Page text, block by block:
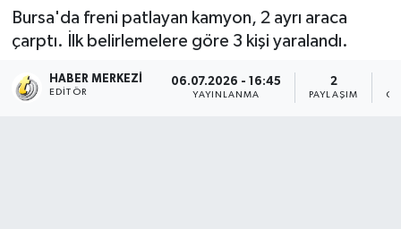
Bursa'da freni patlayan kamyon, 2 ayrı araca
çarptı. İlk belirlemelere göre 3 kişi yaralandı.
HABER MERKEZI
EDITÖR
06.07.2026 - 16:45
YAYINLANMA
2
PAYLAŞIM